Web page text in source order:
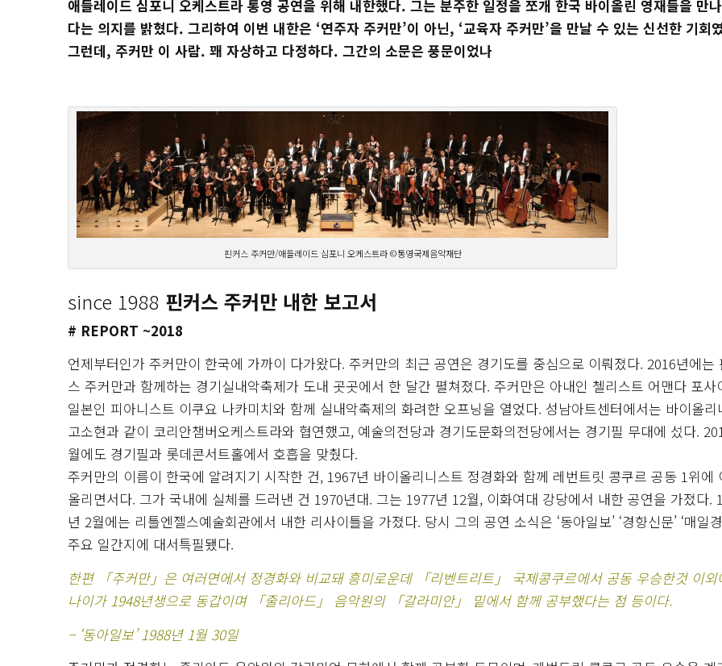
애들레이드 심포니 오케스트라 통영 공연을 위해 내한했다. 그는 분주한 일정을 쪼개 한국 바이올린 영재들을 만
다는 의지를 밝혔다. 그리하여 이번 내한은 ‘연주자 주커만’이 아닌, ‘교육자 주커만’을 만날 수 있는 신선한 기회
그런데, 주커만 이 사람. 꽤 자상하고 다정하다. 그간의 소문은 풍문이었나
핀커스 주커만/애들레이드 심포니 오케스트라 ©통영국제음악재단
since 1988 핀커스 주커만 내한 보고서
# REPORT ~2018
언제부터인가 주커만이 한국에 가까이 다가왔다. 주커만의 최근 공연은 경기도를 중심으로 이뤄졌다. 2016년에는
스 주커만과 함께하는 경기실내악축제가 도내 곳곳에서 한 달간 펼쳐졌다. 주커만은 아내인 첼리스트 어맨다 포사
일본인 피아니스트 이쿠요 나카미치와 함께 실내악축제의 화려한 오프닝을 열었다. 성남아트센터에서는 바이올리
고소현과 같이 코리안챔버오케스트라와 협연했고, 예술의전당과 경기도문화의전당에서는 경기필 무대에 섰다.
월에도 경기필과 롯데콘서트홀에서 호흡을 맞췄다.
주커만의 이름이 한국에 알려지기 시작한 건, 1967년 바이올리니스트 정경화와 함께 레번트릿 콩쿠르 공동 1위에
올리면서다. 그가 국내에 실체를 드러낸 건 1970년대. 그는 1977년 12월, 이화여대 강당에서 내한 공연을 가졌다.
년 2월에는 리틀엔젤스예술회관에서 내한 리사이틀을 가졌다. 당시 그의 공연 소식은 ‘동아일보’ ‘경향신문’ ‘매일
주요 일간지에 대서특필됐다.
한편 「주커만」은 여러면에서 정경화와 비교돼 흥미로운데 「리벤트리트」 국제콩쿠르에서 공동 우승한것 이외
나이가 1948년생으로 동갑이며 「줄리아드」 음악원의 「갈라미안」 밑에서 함께 공부했다는 점 등이다.
– ‘동아일보’ 1988년 1월 30일